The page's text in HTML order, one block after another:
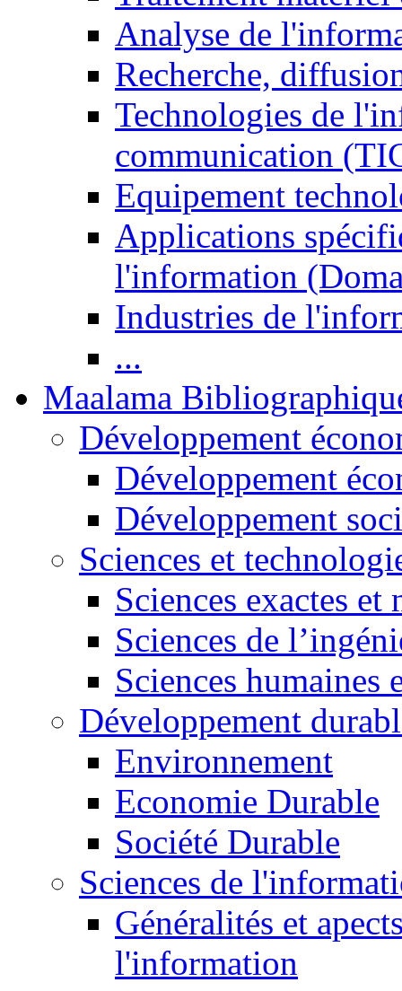
Analyse de
Recherche,
Technologies de
communication
Equipement
Applications
l'information
Industries de
...
Maalama
Développement
Développement
Développement
Sciences et
Sciences exactes et
Sciences de
Sciences humaines
Développement
Environnement
Economie Durable
Société Durable
Sciences de
Généralités et
l'information